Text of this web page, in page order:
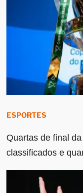
ESPORTES
Quartas de final
classificados e